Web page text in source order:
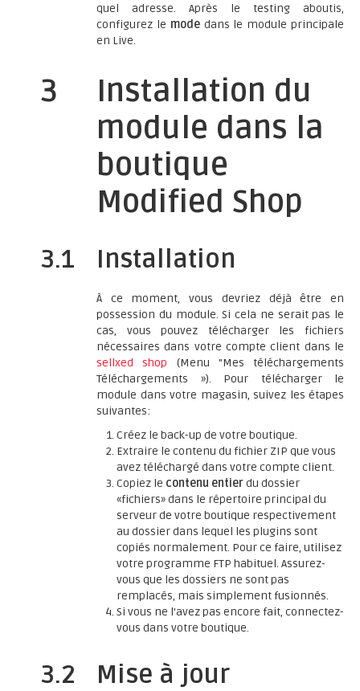
quel adresse. Après le testing aboutis,
configurez le modedans le module principale
en Live.
3
Installation du
module dans la
boutique
Modified Shop
3.1 Installation
À ce moment, vous devriez déjà être en
possession du module. Si cela ne serait pas le
cas, vous pouvez télécharger les fichiers
nécessaires dans votre compte client dans le
sellxed shop (Menu "Mes téléchargements
Téléchargements »). Pour télécharger le
module dans votre magasin, suivez les étapes
suivantes:
Créez le back-up de votre boutique.
Extraire le contenu du fichier ZIP que vous
avez téléchargé dans votre compte client.
Copiez le contenu entierdu dossier
«fichiers» dans le répertoire principal du
serveur de votre boutique respectivement
au dossier dans lequel les plugins sont
copiés normalement. Pour ce faire, utilisez
votre programme FTP habituel. Assurez-
vous que les dossiers ne sont pas
remplacés, mais simplement fusionnés.
Si vous ne l'avez pas encore fait, connectez-
vous dans votre boutique.
3.2 Mise à jour